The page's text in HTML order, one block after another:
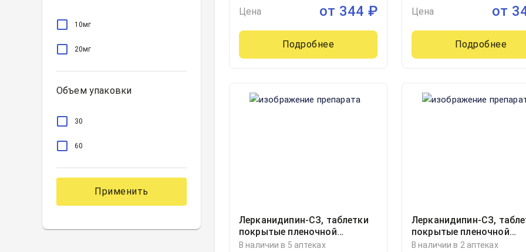
10мг
20мг
Объем упаковки
30
60
Применить
Цена от 344 ₽
Подробнее
Россия
Цена от
Подробнее
Лерканидипин-СЗ, таблетки
покрытые пленочной
оболочкой 20миллиграмм
В наличии в 5 аптеках
Лерканидипин-СЗ,
покрытые пленочной
оболочкой
В наличии в 2 аптеках